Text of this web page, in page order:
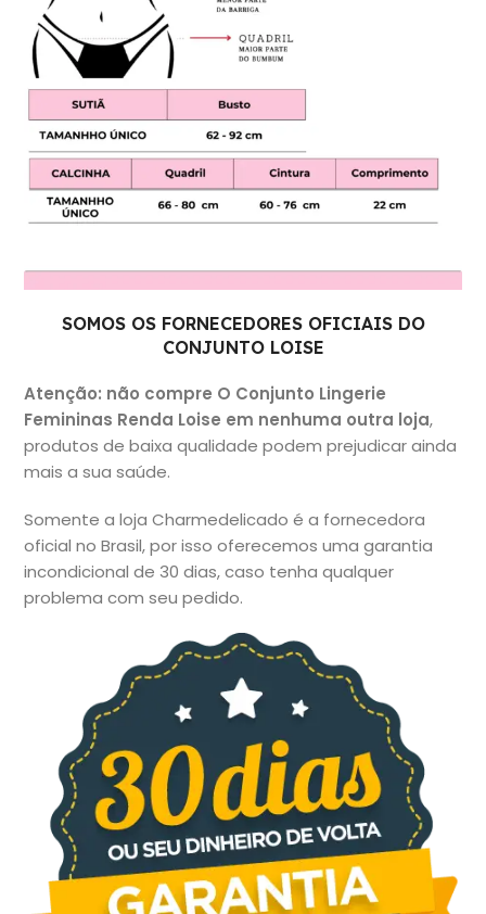
SOMOS OS FORNECEDORES OFICIAIS DO
CONJUNTO LOISE
Atenção: não compre O Conjunto Lingerie
Femininas Renda Loise em nenhuma outra loja,
produtos de baixa qualidade podem prejudicar ainda
mais a sua saúde.
Somente a loja Charmedelicado é a fornecedora
oficial no Brasil, por isso oferecemos uma garantia
incondicional de 30 dias, caso tenha qualquer
problema com seu pedido.